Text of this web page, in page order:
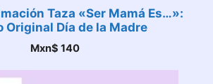
Taza «Ser Mamá Es…»:
Original Día de la Madre
Mxn$ 140